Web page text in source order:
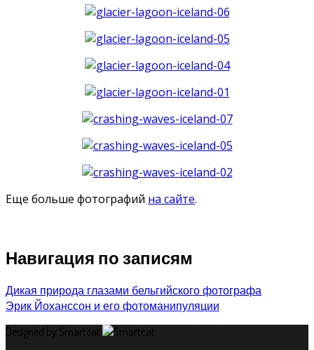
Еще больше фотографий на сайте.
Навигация по записям
Дикая природа глазами бельгийского фотографа
Эрик Йоханссон и его фотоманипуляции
Designed by Smartcat